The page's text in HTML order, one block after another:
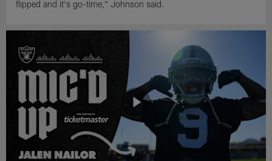
flipped and it's go-time," Johnson said.